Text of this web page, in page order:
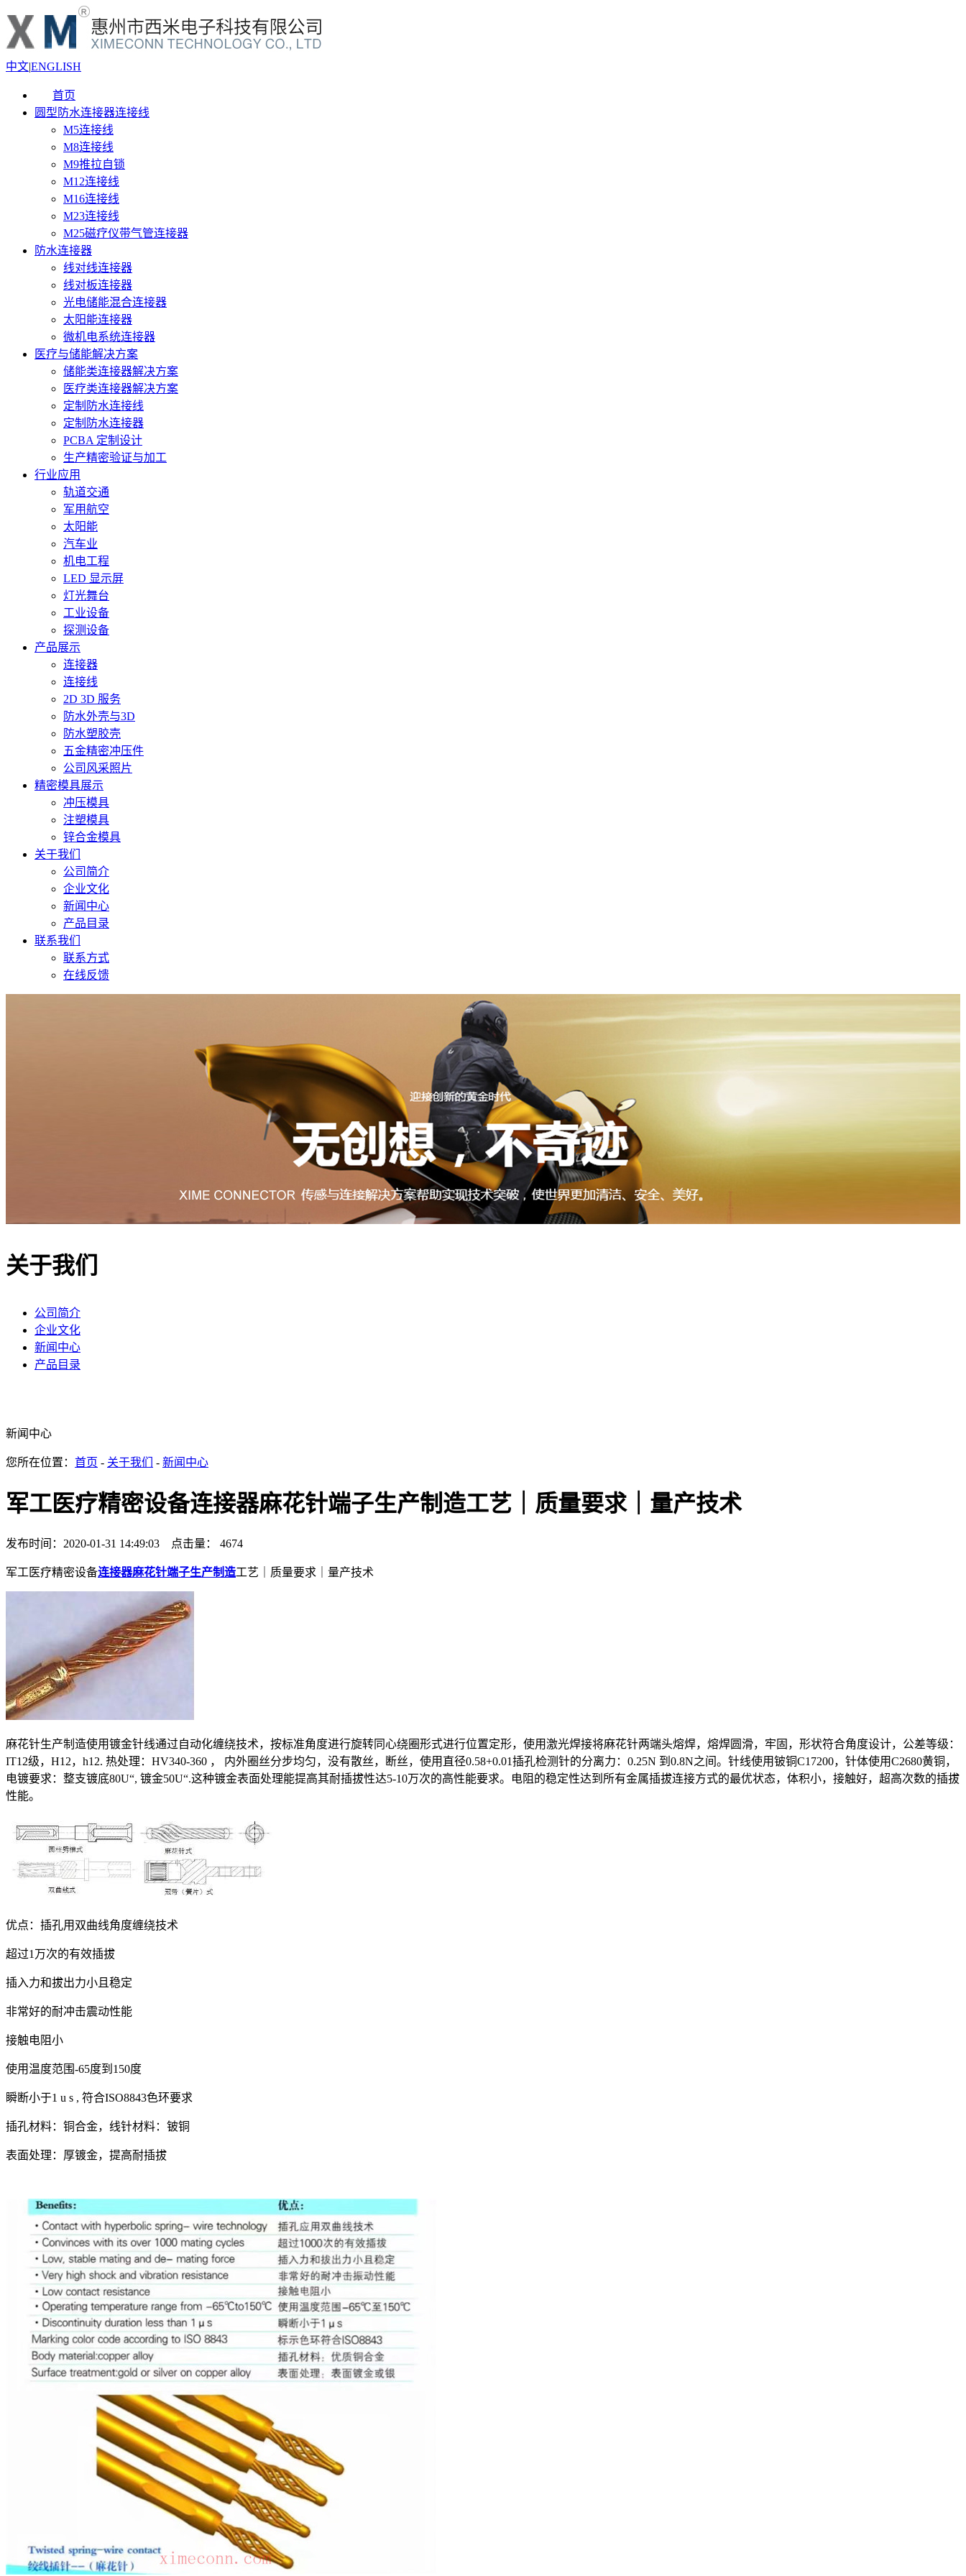
中文|ENGLISH
首页
圆型防水连接器连接线
M5连接线
M8连接线
M9推拉自锁
M12连接线
M16连接线
M23连接线
M25磁疗仪带气管连接器
防水连接器
线对线连接器
线对板连接器
光电储能混合连接器
太阳能连接器
微机电系统连接器
医疗与储能解决方案
储能类连接器解决方案
医疗类连接器解决方案
定制防水连接线
定制防水连接器
PCBA 定制设计
生产精密验证与加工
行业应用
轨道交通
军用航空
太阳能
汽车业
机电工程
LED 显示屏
灯光舞台
工业设备
探测设备
产品展示
连接器
连接线
2D 3D 服务
防水外壳与3D
防水塑胶壳
五金精密冲压件
公司风采照片
精密模具展示
冲压模具
注塑模具
锌合金模具
关于我们
公司简介
企业文化
新闻中心
产品目录
联系我们
联系方式
在线反馈
关于我们
公司简介
企业文化
新闻中心
产品目录
新闻中心
您所在位置： 首页 - 关于我们 - 新闻中心
军工医疗精密设备连接器麻花针端子生产制造工艺｜质量要求｜量产技术
发布时间：2020-01-31 14:49:03 点击量： 4674
军工医疗精密设备连接器麻花针端子生产制造工艺｜质量要求｜量产技术
麻花针生产制造使用镀金针线通过自动化缠绕技术，按标准角度进行旋转同心绕圈形式进行位置定形，使用激光焊接将麻花针两端头熔焊，熔焊圆滑，牢固，形状符合角度设计，公差等级：
IT12级，H12，h12. 热处理：HV340-360 ， 内外圈丝分步均匀，没有散丝，断丝，使用直径0.58+0.01插孔检测针的分离力：0.25N 到0.8N之间。针线使用铍铜C17200，针体使用C2680黄铜，
电镀要求：整支镀底80U“, 镀金50U“.这种镀金表面处理能提高其耐插拔性达5-10万次的高性能要求。电阻的稳定性达到所有金属插拔连接方式的最优状态，体积小，接触好，超高次数的插拔
性能。
优点：插孔用双曲线角度缠绕技术
超过1万次的有效插拔
插入力和拔出力小且稳定
非常好的耐冲击震动性能
接触电阻小
使用温度范围-65度到150度
瞬断小于1 u s , 符合ISO8843色环要求
插孔材料：铜合金，线针材料：铍铜
表面处理：厚镀金，提高耐插拔